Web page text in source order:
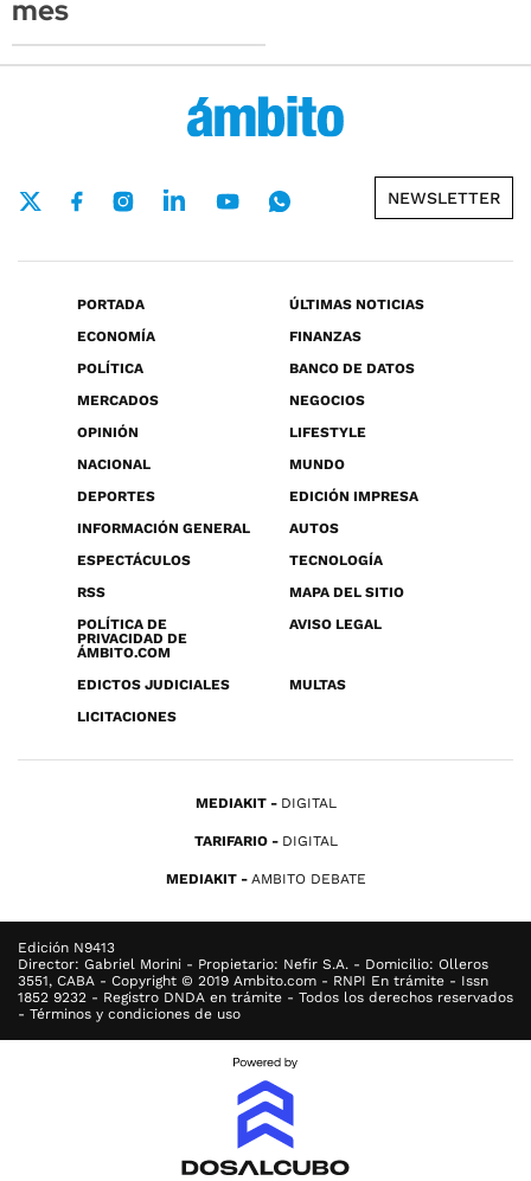
mes
NEWSLETTER
PORTADA
ÚLTIMAS NOTICIAS
ECONOMÍA
FINANZAS
POLÍTICA
BANCO DE DATOS
MERCADOS
NEGOCIOS
OPINIÓN
LIFESTYLE
NACIONAL
MUNDO
DEPORTES
EDICIÓN IMPRESA
INFORMACIÓN GENERAL
AUTOS
ESPECTÁCULOS
TECNOLOGÍA
RSS
MAPA DEL SITIO
POLÍTICA DE
PRIVACIDAD DE
ÁMBITO.COM
AVISO LEGAL
EDICTOS JUDICIALES
MULTAS
LICITACIONES
MEDIAKIT DIGITAL
TARIFARIO DIGITAL
MEDIAKIT AMBITO DEBATE
Edición N9413
Director: Gabriel Morini - Propietario: Nefir S.A. - Domicilio: Olleros
3551, CABA - Copyright © 2019 Ambito.com - RNPI En trámite - Issn
1852 9232 - Registro DNDA en trámite - Todos los derechos reservados
- Términos y condiciones de uso